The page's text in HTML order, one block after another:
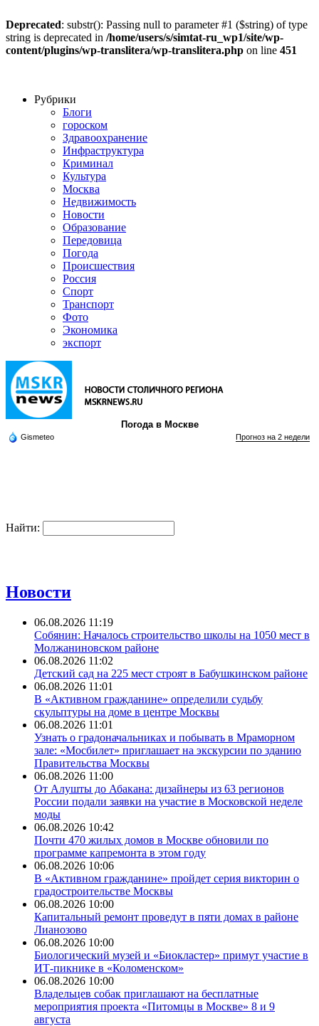
Deprecated: substr(): Passing null to parameter #1 ($string) of type
string is deprecated in /home/users/s/simtat-ru_wp1/site/wp-
content/plugins/wp-translitera/wp-translitera.php on line 451
Рубрики
Блоги
гороском
Здравоохранение
Инфраструктура
Криминал
Культура
Москва
Недвижимость
Новости
Образование
Передовица
Погода
Происшествия
Россия
Спорт
Транспорт
Фото
Экономика
экспорт
Погода в Москве
Gismeteo Прогноз на 2 недели
Найти:
Новости
06.08.2026 11:19
Собянин: Началось строительство школы на 1050 мест в
Молжаниновском районе
06.08.2026 11:02
Детский сад на 225 мест строят в Бабушкинском районе
06.08.2026 11:01
В «Активном гражданине» определили судьбу
скульптуры на доме в центре Москвы
06.08.2026 11:01
Узнать о градоначальниках и побывать в Мраморном
зале: «Мосбилет» приглашает на экскурсии по зданию
Правительства Москвы
06.08.2026 11:00
От Алушты до Абакана: дизайнеры из 63 регионов
России подали заявки на участие в Московской неделе
моды
06.08.2026 10:42
Почти 470 жилых домов в Москве обновили по
программе капремонта в этом году
06.08.2026 10:06
В «Активном гражданине» пройдет серия викторин о
градостроительстве Москвы
06.08.2026 10:00
Капитальный ремонт проведут в пяти домах в районе
Лианозово
06.08.2026 10:00
Биологический музей и «Биокластер» примут участие в
ИТ-пикнике в «Коломенском»
06.08.2026 10:00
Владельцев собак приглашают на бесплатные
мероприятия проекта «Питомцы в Москве» 8 и 9
августа